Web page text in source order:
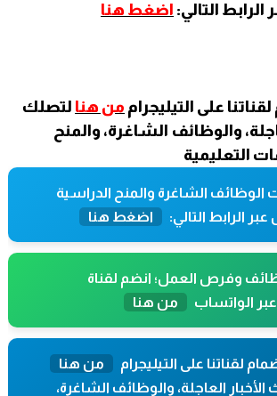
التالي: اضغط هنا
على التيليجرام من هنا لتصلك
والوظائف الشاغرة، والمنح
التعليمية
الشاغرة والمنح الدراسية
الرابط التالي:
اضغط هنا
وفرص العمل؛ انضم لقناة
الواتساب
من هنا
لقناتنا على التيليجرام
من هنا
العاجلة، والوظائف الشاغرة،